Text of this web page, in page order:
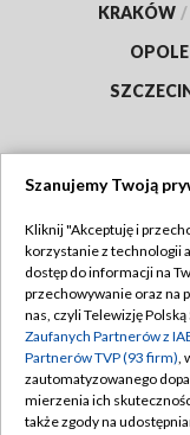
KRAKÓW /
OPOLE
Abonament TVP
Emisja w TVP
Centrum
Naziemna
Szanujemy Twoją
Kliknij "Akceptuję i
korzystanie z technologii
dostęp do informacji na
przechowywanie oraz na
nas, czyli Telewizję
Zaufanych Partnerów z
Partnerów TVP (93 firm),
zautomatyzowanego
mierzenia ich
także zgody na